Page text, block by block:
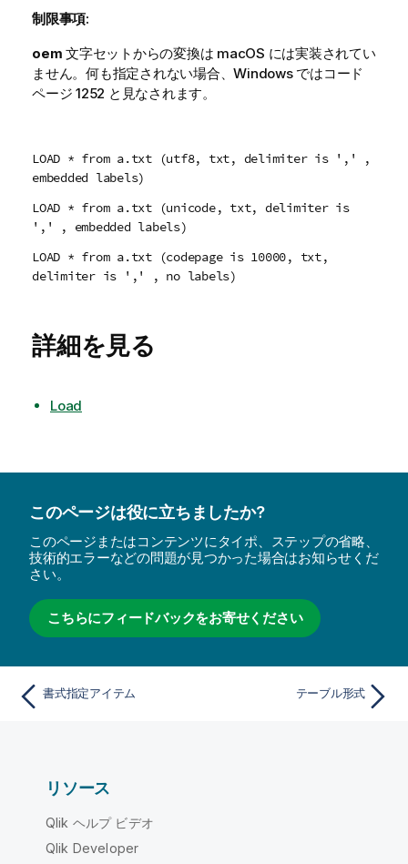
制限事項:
oem 文字セットからの変換は macOS には実装されてい
ません。何も指定されない場合、Windowsではコード
ページ 1252 と見なされます。
LOAD * from a.txt (utf8, txt, delimiter is ',' ,
embedded labels)
LOAD * from a.txt (unicode, txt, delimiter is
',' , embedded labels)
LOAD * from a.txt (codepage is 10000, txt,
delimiter is ',' , no labels)
詳細を見る
Load
このページは役に立ちましたか?
このページまたはコンテンツにタイポ、ステップの省略、
技術的エラーなどの問題が見つかった場合はお知らせくだ
さい。
こちらにフィードバックをお寄せください
書式指定アイテム テーブル形式
リソース
Qlik ヘルプ ビデオ
Qlik Developer